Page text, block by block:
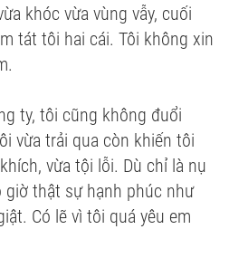
khóc vừa vùng vẫy, cuối
tát tôi hai cái. Tôi không xin
ty, tôi cũng không đuổi
vừa trải qua còn khiến tôi
vừa tội lỗi. Dù chỉ là nụ
thật sự hạnh phúc như
Có lẽ vì tôi quá yêu em